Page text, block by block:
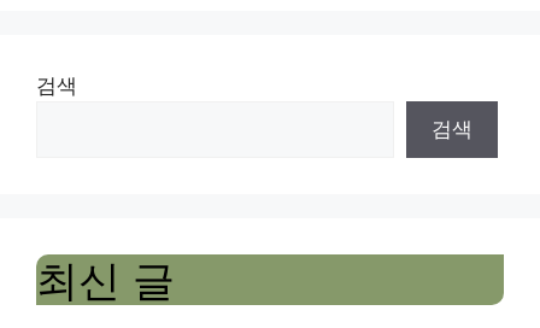
검색
검색
최신 글